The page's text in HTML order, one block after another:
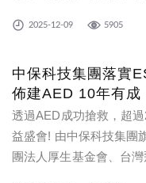
長者在原居環境安心生活
2025-12-09 5905
中保科技集團落實ESG 推廣全民急救
透過AED成功搶救，超
益盛會! 由中保科技集團旗下中保關懷社會福利基金會主辦，財
團法人厚生基金會、台